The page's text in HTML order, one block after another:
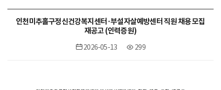
인천미추홀구정신건강복지센터·부설자살예방센터 직원 채용 모집
재공고 (인력증원)
2026-05-13 299